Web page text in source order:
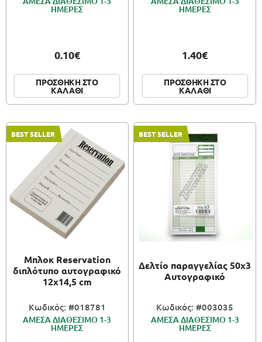
ΗΜΕΡΕΣ
0.10€
ΠΡΟΣΘΗΚΗ ΣΤΟ
ΚΑΛΑΘΙ
ΗΜΕΡΕΣ
1.40€
ΠΡΟΣΘΗΚΗ ΣΤΟ
ΚΑΛΑΘΙ
BEST SELLER
Μπλοκ Reservation
διπλότυπο αυτογραφικό
12x14,5 cm
Κωδικός: #018781
ΑΜΕΣΑ ΔΙΑΘΕΣΙΜΟ 1-3
ΗΜΕΡΕΣ
BEST SELLER
Δελτίο παραγγελίας 50x3
Αυτογραφικό
Κωδικός: #003035
ΑΜΕΣΑ ΔΙΑΘΕΣΙΜΟ 1-3
ΗΜΕΡΕΣ